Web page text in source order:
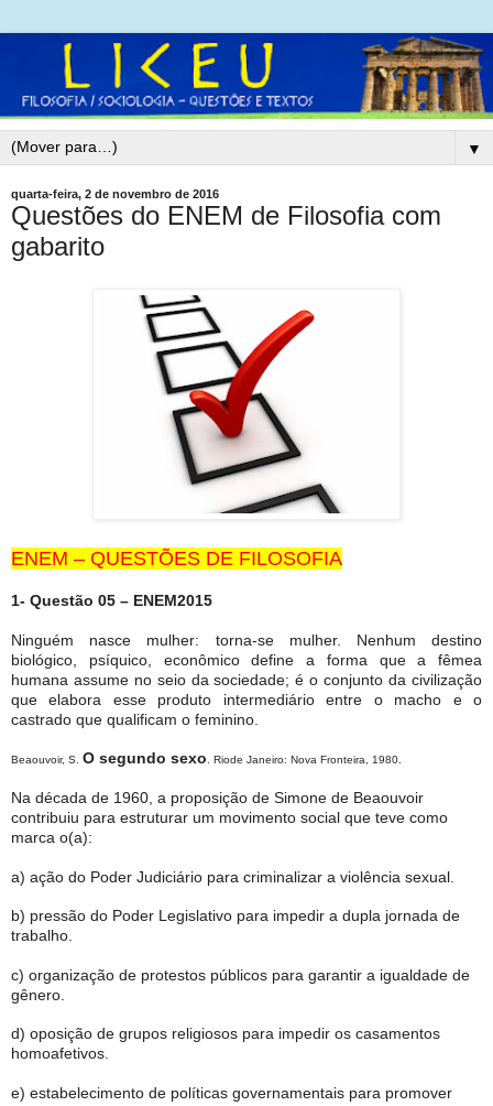
▼
quarta-feira, 2 de novembro de 2016
Questões do ENEM de Filosofia com
gabarito
ENEM – QUESTÕES DE FILOSOFIA
1- Questão 05 – ENEM2015
Ninguém nasce mulher: torna-se mulher. Nenhum destino
biológico, psíquico, econômico define a forma que a fêmea
humana assume no seio da sociedade; é o conjunto da civilização
que elabora esse produto intermediário entre o macho e o
castrado que qualificam o feminino.
Beaouvoir, S. O segundo sexo. Riode Janeiro: Nova Fronteira, 1980.
Na década de 1960, a proposição de Simone de Beaouvoir
contribuiu para estruturar um movimento social que teve como
marca o(a):
a) ação do Poder Judiciário para criminalizar a violência sexual.
b) pressão do Poder Legislativo para impedir a dupla jornada de
trabalho.
c) organização de protestos públicos para garantir a igualdade de
gênero.
d) oposição de grupos religiosos para impedir os casamentos
homoafetivos.
e) estabelecimento de políticas governamentais para promover